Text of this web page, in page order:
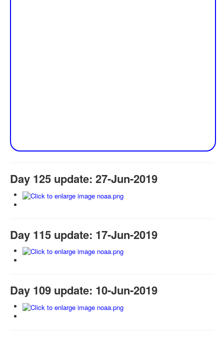
Day 125 update: 27-Jun-2019
Day 115 update: 17-Jun-2019
Day 109 update: 10-Jun-2019